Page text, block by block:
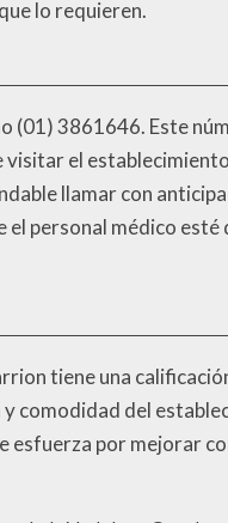
lo requieren.
(01) 3861646. Este
el
llamar con
personal médico
tiene una
y comodidad del
esfuerza por mejorar